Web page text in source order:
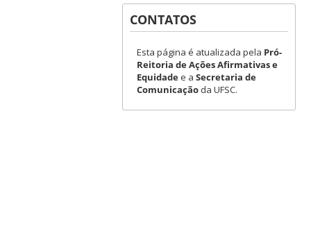
CONTATOS
Esta página é atualizada pela Pró-
Reitoria de Ações Afirmativas e
Equidadee a Secretaria de
Comunicaçãoda UFSC.